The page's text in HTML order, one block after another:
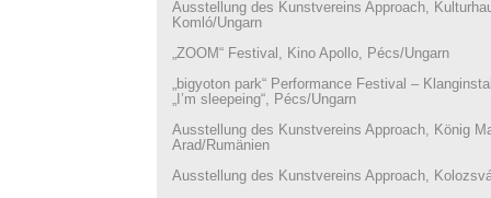
Ausstellung des Kunstvereins Approach,
Komló/Ungarn
„ZOOM“ Festival, Kino Apollo, Pécs/Ungarn
„bigyoton park“ Performance Festival –
„I’m sleepeing“, Pécs/Ungarn
Ausstellung des Kunstvereins Approach, König
Arad/Rumänien
Ausstellung des Kunstvereins Approach,